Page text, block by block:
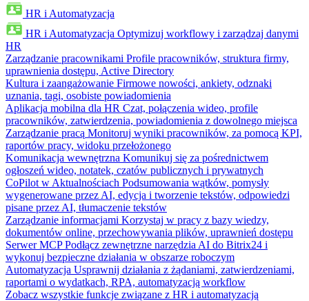
HR i Automatyzacja
HR i Automatyzacja Optymizuj workflowy i zarządzaj danymi
HR
Zarządzanie pracownikami Profile pracowników, struktura firmy,
uprawnienia dostępu, Active Directory
Kultura i zaangażowanie Firmowe nowości, ankiety, odznaki
uznania, tagi, osobiste powiadomienia
Aplikacja mobilna dla HR Czat, połączenia wideo, profile
pracowników, zatwierdzenia, powiadomienia z dowolnego miejsca
Zarządzanie pracą Monitoruj wyniki pracowników, za pomocą KPI,
raportów pracy, widoku przełożonego
Komunikacja wewnętrzna Komunikuj się za pośrednictwem
ogłoszeń wideo, notatek, czatów publicznych i prywatnych
CoPilot w Aktualnościach Podsumowania wątków, pomysły
wygenerowane przez AI, edycja i tworzenie tekstów, odpowiedzi
pisane przez AI, tłumaczenie tekstów
Zarządzanie informacjami Korzystaj w pracy z bazy wiedzy,
dokumentów online, przechowywania plików, uprawnień dostępu
Serwer MCP Podłącz zewnętrzne narzędzia AI do Bitrix24 i
wykonuj bezpieczne działania w obszarze roboczym
Automatyzacja Usprawnij działania z żądaniami, zatwierdzeniami,
raportami o wydatkach, RPA, automatyzacją workflow
Zobacz wszystkie funkcje związane z HR i automatyzacją